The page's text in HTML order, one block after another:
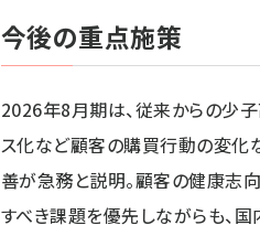
今後の重点施策
2026年8月期は、従来からの少
ス化など顧客の購買行動の変化
善が急務と説明。顧客の健康志
すべき課題を優先しながらも、